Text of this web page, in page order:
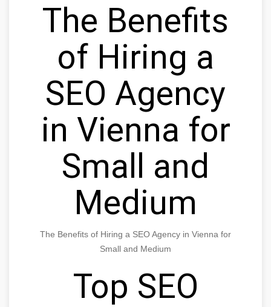
The Benefits
of Hiring a
SEO Agency
in Vienna for
Small and
Medium
The Benefits of Hiring a SEO Agency in Vienna for
Small and Medium
Top SEO